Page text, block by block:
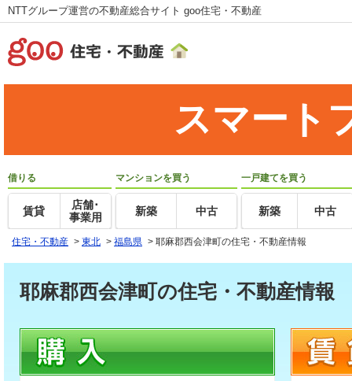
NTTグループ運営の不動産総合サイト goo住宅・不動産
スマート
借りる
賃貸
店舗･
事業用
マンションを買う
新築 中古
一戸建てを買う
新築 中古
住宅・不動産 > 東北 > 福島県 > 耶麻郡西会津町の住宅・不動産情報
耶麻郡西会津町の住宅・不動産情報